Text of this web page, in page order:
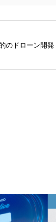
のドローン開発